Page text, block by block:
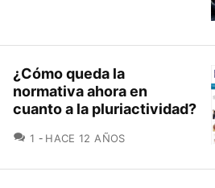
¿Cómo queda la
normativa ahora en
cuanto a la pluriactividad?
1 COMENTARIOS
HACE 12 AÑOS